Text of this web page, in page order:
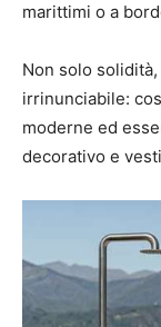
marittimi o a
Non solo solidità,
irrinunciabile:
moderne ed
decorativo e